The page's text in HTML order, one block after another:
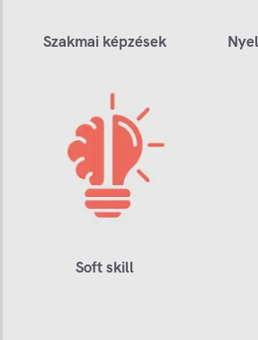
Szakmai képzések
Soft skill